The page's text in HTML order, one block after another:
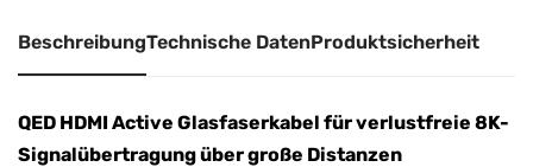
:BeschreibungTechnische DatenProduktsicherheit
QED HDMI Active Glasfaserkabel für verlustfreie 8K-
Signalübertragung über große Distanzen